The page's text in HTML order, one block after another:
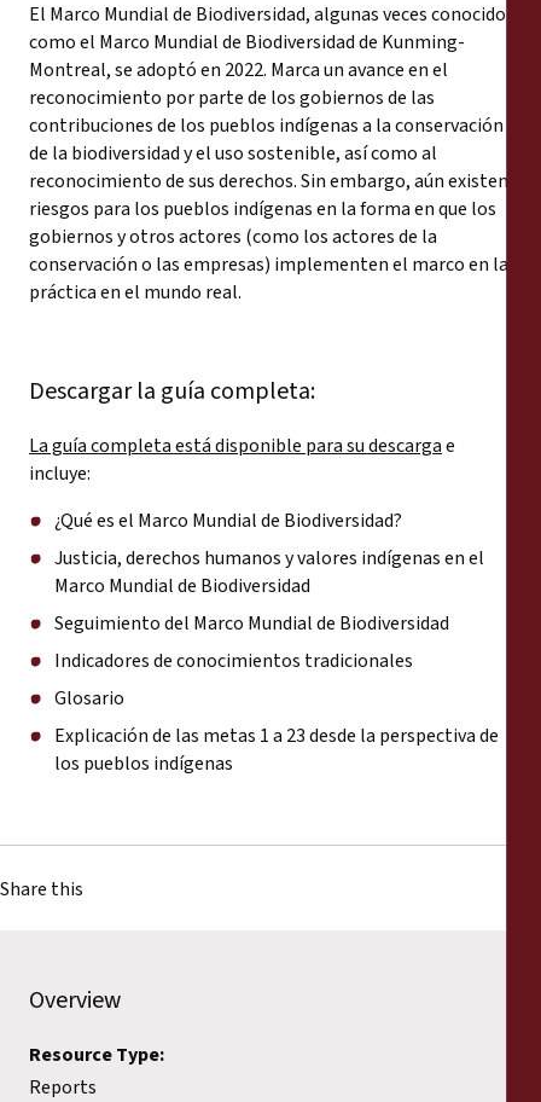
El Marco Mundial de Biodiversidad, algunas veces conocido
como el Marco Mundial de Biodiversidad de Kunming-
Montreal, se adoptó en 2022. Marca un avance en el
reconocimiento por parte de los gobiernos de las
contribuciones de los pueblos indígenas a la conservación
de la biodiversidad y el uso sostenible, así como al
reconocimiento de sus derechos. Sin embargo, aún existen
riesgos para los pueblos indígenas en la forma en que los
gobiernos y otros actores (como los actores de la
conservación o las empresas) implementen el marco en la
práctica en el mundo real.
Descargar la guía completa:
La guía completa está disponible para su descargae
incluye:
¿Qué es el Marco Mundial de Biodiversidad?
Justicia, derechos humanos y valores indígenas en el
Marco Mundial de Biodiversidad
Seguimiento del Marco Mundial de Biodiversidad
Indicadores de conocimientos tradicionales
Glosario
Explicación de las metas 1 a 23 desde la perspectiva de
los pueblos indígenas
Share this
Overview
Resource Type:
Reports